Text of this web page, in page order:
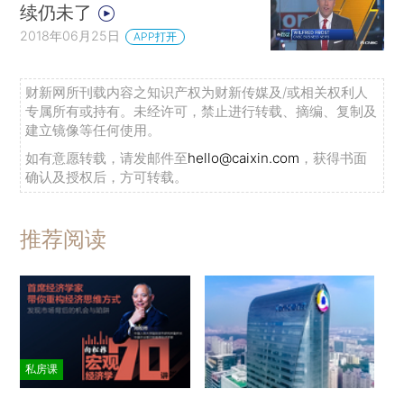
续仍未了
2018年06月25日 APP打开
财新网所刊载内容之知识产权为财新传媒及/或相关权利人
专属所有或持有。未经许可，禁止进行转载、摘编、复制及
建立镜像等任何使用。
如有意愿转载，请发邮件至hello@caixin.com ，获得书面
确认及授权后，方可转载。
推荐阅读
私房课